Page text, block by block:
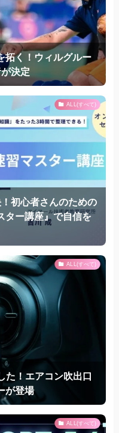
拓く！ウィルグルー
決定
ALL(すべて)
初心者さんのための
ター講座』で自信を
ALL(すべて)
た！エアコン吹出口
が登場
ALL(すべて)